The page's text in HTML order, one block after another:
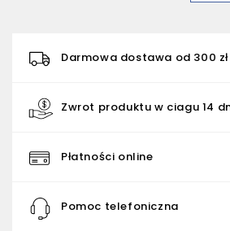
Darmowa dostawa od 300 zł
Zwrot produktu w ciagu 14
Płatności online
Pomoc telefoniczna